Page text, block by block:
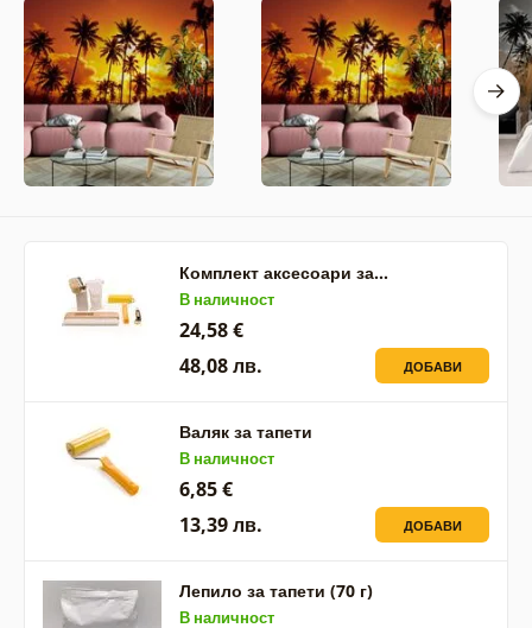
Комплект аксесоари за…
В наличност
24,58 €
48,08 лв.
ДОБАВИ
Валяк за тапети
В наличност
6,85 €
13,39 лв.
ДОБАВИ
Лепило за тапети (70 г)
В наличност